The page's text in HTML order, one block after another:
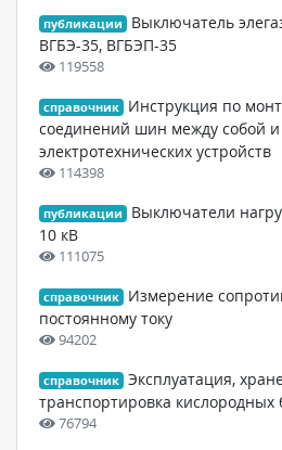
публикации
Выключатель
ВГБЭ-35, ВГБЭП-35
119558
справочник
Инструкция по
соединений шин между собой
электротехнических устройств
114398
публикации
Выключатели
10 кВ
111075
справочник
Измерение
постоянному току
94202
справочник Эксплуатация,
транспортировка кислородных
76794